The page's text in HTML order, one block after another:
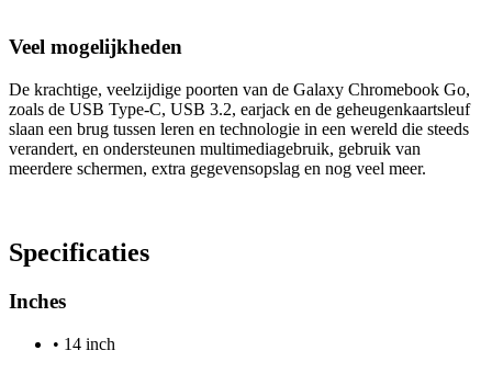
Veel mogelijkheden
De krachtige, veelzijdige poorten van de Galaxy Chromebook Go,
zoals de USB Type-C, USB 3.2, earjack en de geheugenkaartsleuf
slaan een brug tussen leren en technologie in een wereld die steeds
verandert, en ondersteunen multimediagebruik, gebruik van
meerdere schermen, extra gegevensopslag en nog veel meer.
Specificaties
Inches
• 14 inch